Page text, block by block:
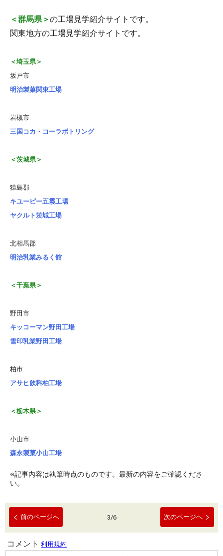
＜群馬県＞の工場見学紹介サイトです。
関東地方の工場見学紹介サイトです。
＜埼玉県＞
坂戸市
明治製菓関東工場
岩槻市
三国コカ・コーラボトリング
＜茨城県＞
猿島郡
キユーピー五霞工場
ヤクルト茨城工場
北相馬郡
明治乳業みるく館
＜千葉県＞
野田市
キッコーマン野田工場
雪印乳業野田工場
柏市
アサヒ飲料柏工場
＜栃木県＞
小山市
森永製菓小山工場
※記事内容は執筆時点のものです。最新の内容をご確認くださ
い。
前のページへ 3/6 次のページへ